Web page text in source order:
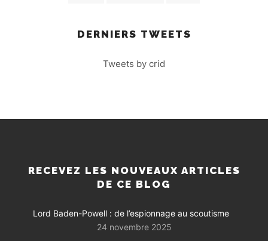
DERNIERS TWEETS
Tweets by crid
RECEVEZ LES NOUVEAUX ARTICLES
DE CE BLOG
Lord Baden-Powell : de l’espionnage au scoutisme
24 novembre 2025